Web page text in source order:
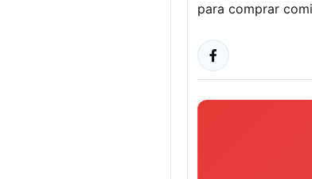
para comprar